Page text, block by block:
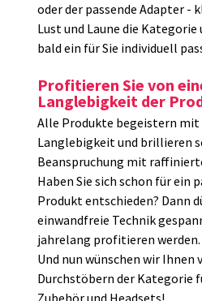
oder der passende Adapter -
Lust und Laune die Kategorie
bald ein für Sie individuell
Profitieren Sie von
Langlebigkeit der
Alle Produkte begeistern
Langlebigkeit und brillieren
Beanspruchung mit
Haben Sie sich schon für ein
Produkt entschieden? Dann
einwandfreie Technik
jahrelang profitieren werden.
Und nun wünschen wir Ihnen
Durchstöbern der Kategorie
Zubehör und Headsets!